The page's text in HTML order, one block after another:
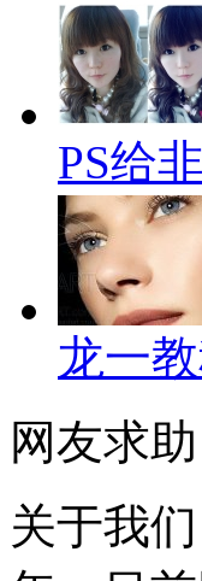
PS给
龙一
网友求
关于我